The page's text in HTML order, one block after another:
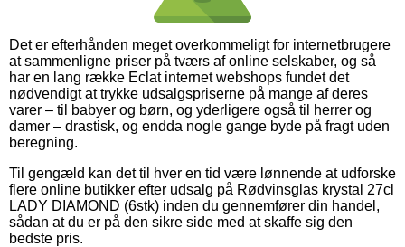
Det er efterhånden meget overkommeligt for internetbrugere
at sammenligne priser på tværs af online selskaber, og så
har en lang række Eclat internet webshops fundet det
nødvendigt at trykke udsalgspriserne på mange af deres
varer – til babyer og børn, og yderligere også til herrer og
damer – drastisk, og endda nogle gange byde på fragt uden
beregning.
Til gengæld kan det til hver en tid være lønnende at udforske
flere online butikker efter udsalg på Rødvinsglas krystal 27cl
LADY DIAMOND (6stk) inden du gennemfører din handel,
sådan at du er på den sikre side med at skaffe sig den
bedste pris.